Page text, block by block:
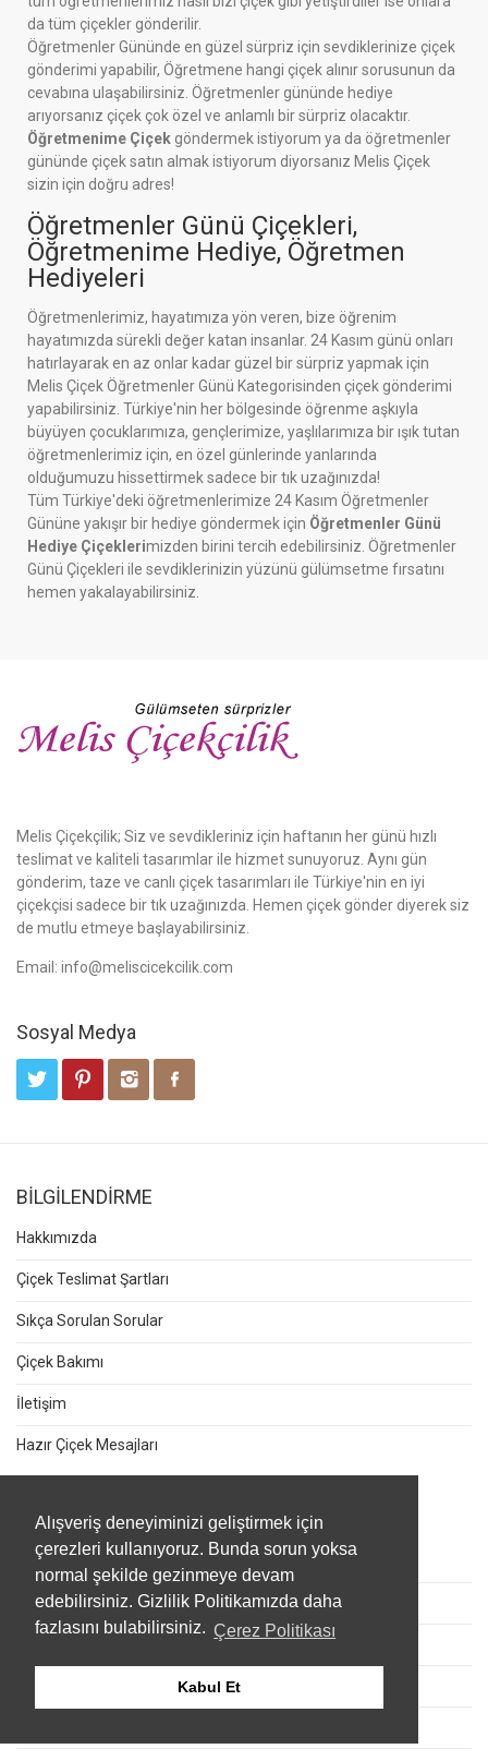
Alışveriş deneyiminizi geliştirmek için
çerezleri kullanıyoruz. Bunda sorun yoksa
normal şekilde gezinmeye devam
edebilirsiniz. Gizlilik Politikamızda daha
fazlasını bulabilirsiniz. Çerez Politikası
Kabul Et
da tüm çiçekler gönderilir.
Öğretmenler Gününde en güzel sürpriz için sevdiklerinize çiçek
gönderimi yapabilir, Öğretmene hangi çiçek alınır sorusunun da
cevabına ulaşabilirsiniz. Öğretmenler gününde hediye
arıyorsanız çiçek çok özel ve anlamlı bir sürpriz olacaktır.
Öğretmenime Çiçek göndermek istiyorum ya da öğretmenler
gününde çiçek satın almak istiyorum diyorsanız Melis Çiçek
sizin için doğru adres!
Öğretmenler Günü Çiçekleri,
Öğretmenime Hediye, Öğretmen
Hediyeleri
Öğretmenlerimiz, hayatımıza yön veren, bize öğrenim
hayatımızda sürekli değer katan insanlar. 24 Kasım günü onları
hatırlayarak en az onlar kadar güzel bir sürpriz yapmak için
Melis Çiçek Öğretmenler Günü Kategorisinden çiçek gönderimi
yapabilirsiniz. Türkiye'nin her bölgesinde öğrenme aşkıyla
büyüyen çocuklarımıza, gençlerimize, yaşlılarımıza bir ışık tutan
öğretmenlerimiz için, en özel günlerinde yanlarında
olduğumuzu hissettirmek sadece bir tık uzağınızda!
Tüm Türkiye'deki öğretmenlerimize 24 Kasım Öğretmenler
Gününe yakışır bir hediye göndermek için Öğretmenler Günü
Hediye Çiçeklerimizden birini tercih edebilirsiniz. Öğretmenler
Günü Çiçekleri ile sevdiklerinizin yüzünü gülümsetme fırsatını
hemen yakalayabilirsiniz.
Melis Çiçekçilik; Siz ve sevdikleriniz için haftanın her günü hızlı
teslimat ve kaliteli tasarımlar ile hizmet sunuyoruz. Aynı gün
gönderim, taze ve canlı çiçek tasarımları ile Türkiye'nin en iyi
çiçekçisi sadece bir tık uzağınızda. Hemen çiçek gönder diyerek siz
de mutlu etmeye başlayabilirsiniz.
Email: info@meliscicekcilik.com
Sosyal Medya
BİLGİLENDİRME
Hakkımızda
Çiçek Teslimat Şartları
Sıkça Sorulan Sorular
Çiçek Bakımı
İletişim
Hazır Çiçek Mesajları
ÖZEL DURUMLAR
Sevgililer Günü Çiçekleri
Kadınlar Günü Çiçekleri